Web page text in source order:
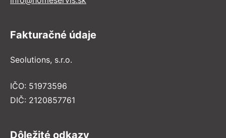
Fakturačné údaje
Seolutions, s.r.o.
IČO: 51973596
DIČ: 2120857761
Dôležité odkazy